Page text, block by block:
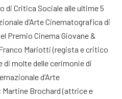
di Critica Sociale alle ultime 5
d’Arte Cinematografica di
Premio Cinema Giovane &
Mariotti (regista e critico
molte delle cerimonie di
d’Arte
Brochard (attrice e